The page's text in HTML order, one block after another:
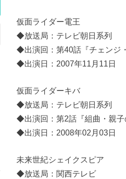
仮面ライダー電王
◆放送局：テレビ朝日系列
◆出演回：第40話『チェンジ
◆出演日：2007年11月11日
仮面ライダーキバ
◆放送局：テレビ朝日系列
◆出演回：第2話『組曲・親子
◆出演日：2008年02月03日
未来世紀シェイクスピア
◆放送局：関西テレビ